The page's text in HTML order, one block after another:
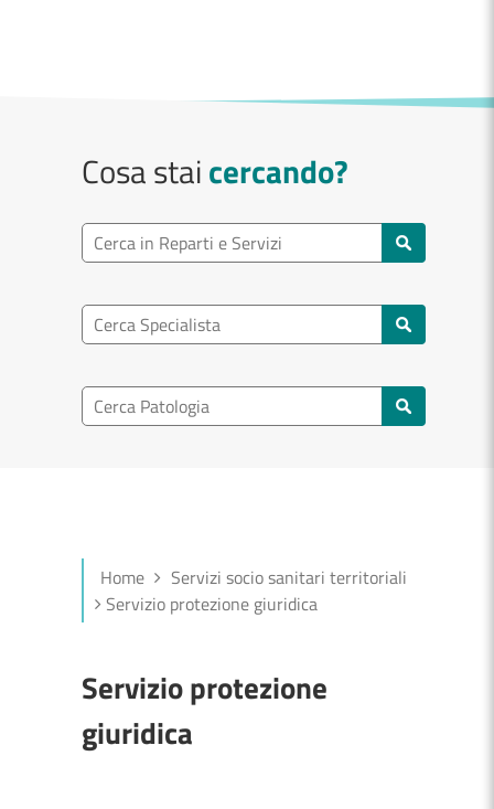
Cosa staicercando?
Ricerca reparto
Ricerca specialisti
Ricerca nel patologia
Home
Servizi socio sanitari territoriali
Servizio protezione giuridica
Servizio protezione
giuridica